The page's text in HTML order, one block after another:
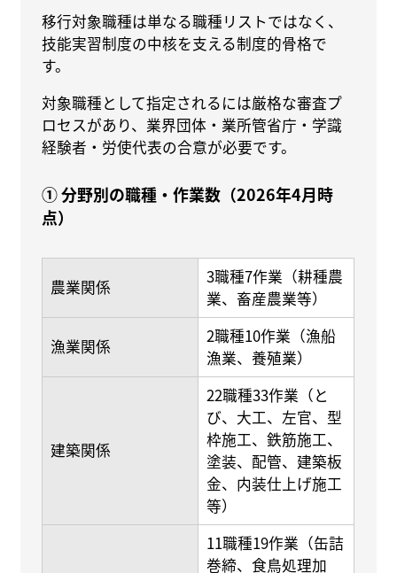
移行対象職種は単なる職種リストではなく、
技能実習制度の中核を支える制度的骨格で
す。
対象職種として指定されるには厳格な審査プ
ロセスがあり、業界団体・業所管省庁・学識
経験者・労使代表の合意が必要です。
① 分野別の職種・作業数（2026年4月時
点）
農業関係
3職種7作業（耕種農
業、畜産農業等）
漁業関係
2職種10作業（漁船
漁業、養殖業）
建築関係
22職種33作業（と
び、大工、左官、型
枠施工、鉄筋施工、
塗装、配管、建築板
金、内装仕上げ施工
等）
11職種19作業（缶詰
巻締、食鳥処理加